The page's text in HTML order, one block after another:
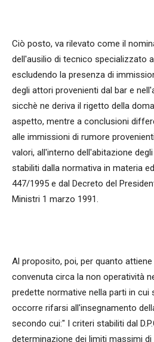
Ciò posto, va rilevato come il
dell'ausilio di tecnico specializzato
escludendo la presenza di
degli attori provenienti dal bar e
sicchè ne deriva il rigetto della
aspetto, mentre a conclusioni
alle immissioni di rumore
valori, all'interno dell'abitazione
stabiliti dalla normativa in materia
447/1995 e dal Decreto del
Ministri 1 marzo 1991.
Al proposito, poi, per quanto
convenuta circa la non operatività
predette normative nella parti in
occorre rifarsi all'insegnamento
secondo cui:" I criteri stabiliti dal
determinazione dei limiti massimi